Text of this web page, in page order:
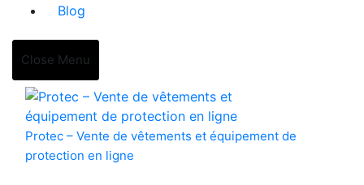
Blog
Close Menu
Protec – Vente de vêtements et équipement de
protection en ligne